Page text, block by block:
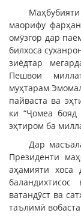
маорифу
омӯзгор дар
билхоса
зиёдтар
Пешвои
муҳтарам
пайваста ва
ки “Ҷомеа
эҳтиром ба
Дар
Президенти
аҳамияти хоса
ватандӯст ва
таълимӣ